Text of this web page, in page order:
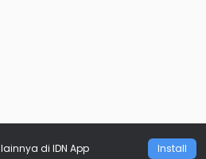
lainnya di IDN App Install